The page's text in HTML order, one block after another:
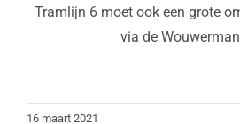
Tramlijn 6 moet ook een grote
via de
16 maart 2021